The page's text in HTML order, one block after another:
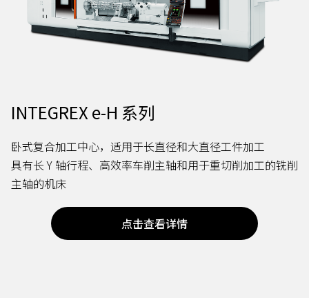
INTEGREX e-H 系列
卧式复合加工中心，适用于长直径和大直径工件加工
具有长 Y 轴行程、高效率车削主轴和用于重切削加工的铣削
主轴的机床
点击查看详情